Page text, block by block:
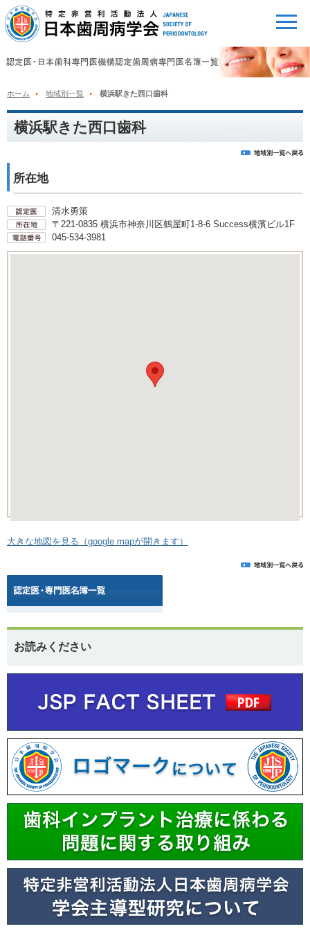
ホーム 地域別一覧 横浜駅きた西口歯科
横浜駅きた西口歯科
所在地
清水勇策
〒221-0835 横浜市神奈川区鶴屋町1-8-6 Success横濱ビル1F
045-534-3981
大きな地図を見る（google mapが開きます）
お読みください